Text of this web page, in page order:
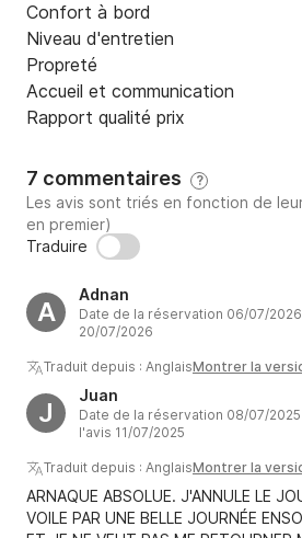
Confort à bord
Niveau d'entretien
Propreté
Accueil et communication
Rapport qualité prix
7 commentaires ?
Les avis sont triés en fonction de
en premier)
Traduire
A
Adnan
Date de la réservation 06/07/
20/07/2026
Traduit depuis : AnglaisMontrer la
J
Juan
Date de la réservation 08/07/
l'avis 11/07/2025
Traduit depuis : AnglaisMontrer la
ARNAQUE ABSOLUE. J'ANNULE LE
VOILE PAR UNE BELLE JOURNÉE